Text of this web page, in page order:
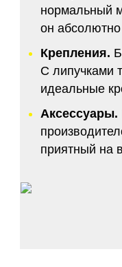
нормальный
он
Крепления.
С липучками
идеальные
Аксессуары.
приятный на